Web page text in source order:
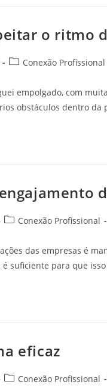
o ritmo
Conexão Profissional
empolgado, com
obstáculos dentro da
Conexão Profissional
das empresas é
suficiente para que
eficaz
Conexão Profissional